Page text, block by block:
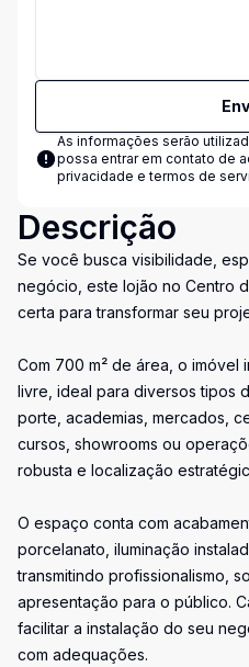
As informações serão
possa entrar em contato de
privacidade e termos de
Descrição
Se você busca visibilidade,
negócio, este lojão no Centro
certa para transformar seu
Com 700 m² de área, o imóvel
livre, ideal para diversos tipos
porte, academias, mercados,
cursos, showrooms ou
robusta e localização
O espaço conta com
porcelanato, iluminação
transmitindo profissionalismo,
apresentação para o público.
facilitar a instalação do seu
com adequações.